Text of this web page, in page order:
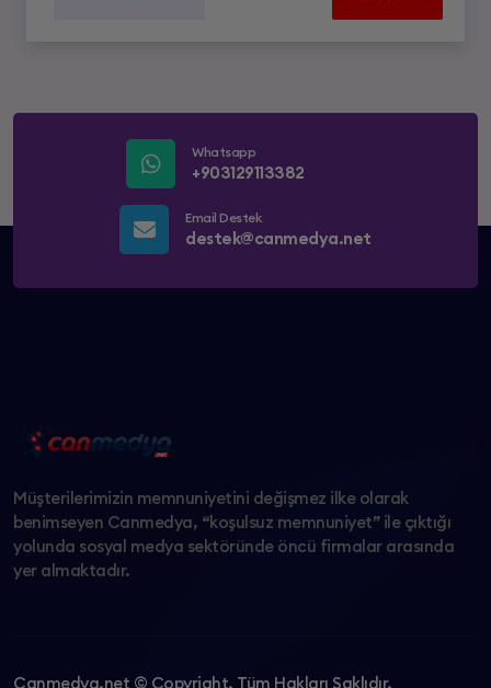
Whatsapp
+903129113382
Email Destek
destek@canmedya.net
Müşterilerimizin memnuniyetini değişmez ilke olarak
benimseyen Canmedya, “koşulsuz memnuniyet” ile çıktığı
yolunda sosyal medya sektöründe öncü firmalar arasında
yer almaktadır.
Canmedya.net © Copyright. Tüm Hakları Saklıdır.